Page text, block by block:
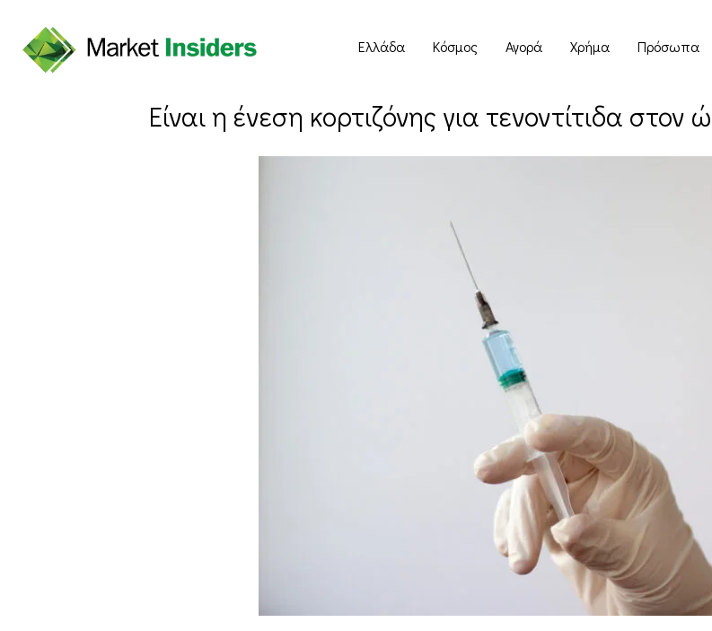
Ελλάδα Κόσμος Αγορά Χρήμα Πρόσωπα
Είναι η ένεση κορτιζόνης για τενοντίτιδα